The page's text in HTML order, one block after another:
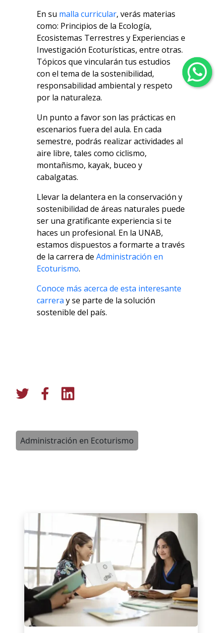
En su malla curricular, verás materias
como: Principios de la Ecología,
Ecosistemas Terrestres y Experiencias e
Investigación Ecoturísticas, entre otras.
Tópicos que vincularán tus estudios
con el tema de la sostenibilidad,
responsabilidad ambiental y respeto
por la naturaleza.
Un punto a favor son las prácticas en
escenarios fuera del aula. En cada
semestre, podrás realizar actividades al
aire libre, tales como ciclismo,
montañismo, kayak, buceo y
cabalgatas.
Llevar la delantera en la conservación y
sostenibilidad de áreas naturales puede
ser una gratificante experiencia si te
haces un profesional. En la UNAB,
estamos dispuestos a formarte a través
de la carrera de Administración en
Ecoturismo.
Conoce más acerca de esta interesante
carrera y se parte de la solución
sostenible del país.
Administración en Ecoturismo